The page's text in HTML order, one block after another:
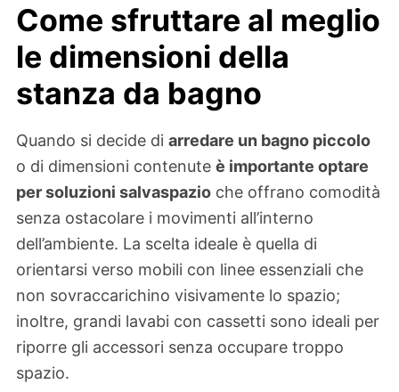
Come sfruttare al meglio
le dimensioni della
stanza da bagno
Quando si decide di arredare un bagno piccolo
o di dimensioni contenute è importante optare
per soluzioni salvaspazio che offrano comodità
senza ostacolare i movimenti all’interno
dell’ambiente. La scelta ideale è quella di
orientarsi verso mobili con linee essenziali che
non sovraccarichino visivamente lo spazio;
inoltre, grandi lavabi con cassetti sono ideali per
riporre gli accessori senza occupare troppo
spazio.